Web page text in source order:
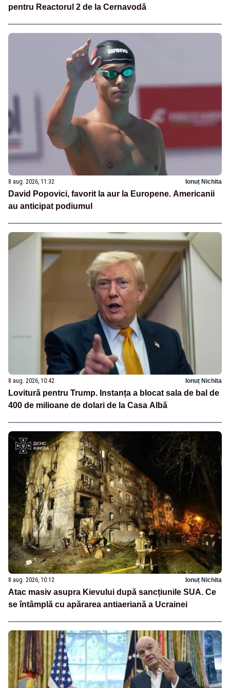
pentru Reactorul 2 de la Cernavodă
8 aug. 2026, 11:32 Ionuț Nichita
David Popovici, favorit la aur la Europene. Americanii
au anticipat podiumul
8 aug. 2026, 10:42 Ionuț Nichita
Lovitură pentru Trump. Instanța a blocat sala de bal de
400 de milioane de dolari de la Casa Albă
8 aug. 2026, 10:12 Ionuț Nichita
Atac masiv asupra Kievului după sancțiunile SUA. Ce
se întâmplă cu apărarea antiaeriană a Ucrainei